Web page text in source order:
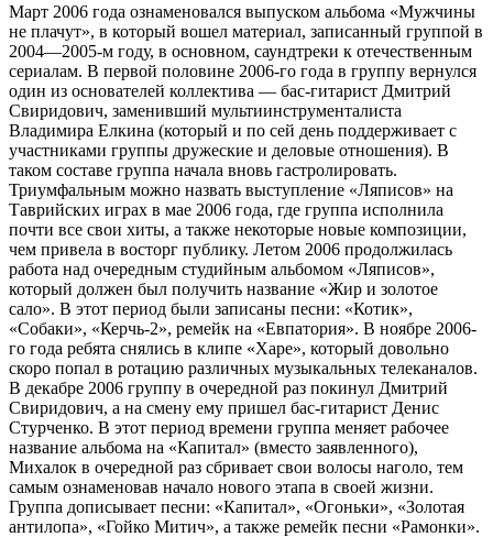
Март 2006 года ознаменовался выпуском альбома «Мужчины
не плачут», в который вошел материал, записанный группой в
2004—2005-м году, в основном, саундтреки к отечественным
сериалам. В первой половине 2006-го года в группу вернулся
один из основателей коллектива — бас-гитарист Дмитрий
Свиридович, заменивший мультиинструменталиста
Владимира Елкина (который и по сей день поддерживает с
участниками группы дружеские и деловые отношения). В
таком составе группа начала вновь гастролировать.
Триумфальным можно назвать выступление «Ляписов» на
Таврийских играх в мае 2006 года, где группа исполнила
почти все свои хиты, а также некоторые новые композиции,
чем привела в восторг публику. Летом 2006 продолжилась
работа над очередным студийным альбомом «Ляписов»,
который должен был получить название «Жир и золотое
сало». В этот период были записаны песни: «Котик»,
«Собаки», «Керчь-2», ремейк на «Евпатория». В ноябре 2006-
го года ребята снялись в клипе «Харе», который довольно
скоро попал в ротацию различных музыкальных телеканалов.
В декабре 2006 группу в очередной раз покинул Дмитрий
Свиридович, а на смену ему пришел бас-гитарист Денис
Стурченко. В этот период времени группа меняет рабочее
название альбома на «Капитал» (вместо заявленного),
Михалок в очередной раз сбривает свои волосы наголо, тем
самым ознаменовав начало нового этапа в своей жизни.
Группа дописывает песни: «Капитал», «Огоньки», «Золотая
антилопа», «Гойко Митич», а также ремейк песни «Рамонки».